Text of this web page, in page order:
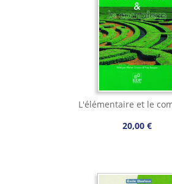
L'élémentaire et le
20,00 €